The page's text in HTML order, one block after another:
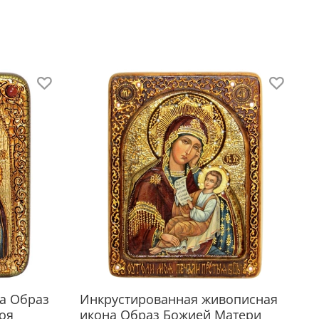
из натурального дерева с откидной
и замочком.
удобно для особого подарка!
злых сердец»? Сколько в одном
этой иконы надежды — надежды на то,
когда-нибудь торжествовать правда на
что люди станут добры и милосердны,
любить друг друга. И как трудно это в нашем
мире, и подчас только вид чужого
Образ
Инкрустированная живописная
икона Образ Божией Матери